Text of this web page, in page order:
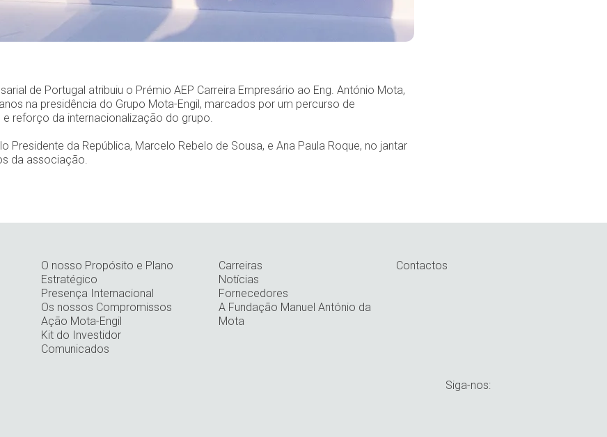
de Portugal atribuiu o Prémio AEP Carreira Empresário ao Eng. António Mota,
na presidência do Grupo Mota-Engil, marcados por um percurso de
reforço da internacionalização do grupo.
Presidente da República, Marcelo Rebelo de Sousa, e Ana Paula Roque, no jantar
da associação.
O nosso Propósito e Plano
Estratégico
Presença Internacional
Os nossos Compromissos
Ação Mota-Engil
Kit do Investidor
Comunicados
Carreiras
Notícias
Fornecedores
A Fundação Manuel António da
Mota
Contactos
Siga-nos: